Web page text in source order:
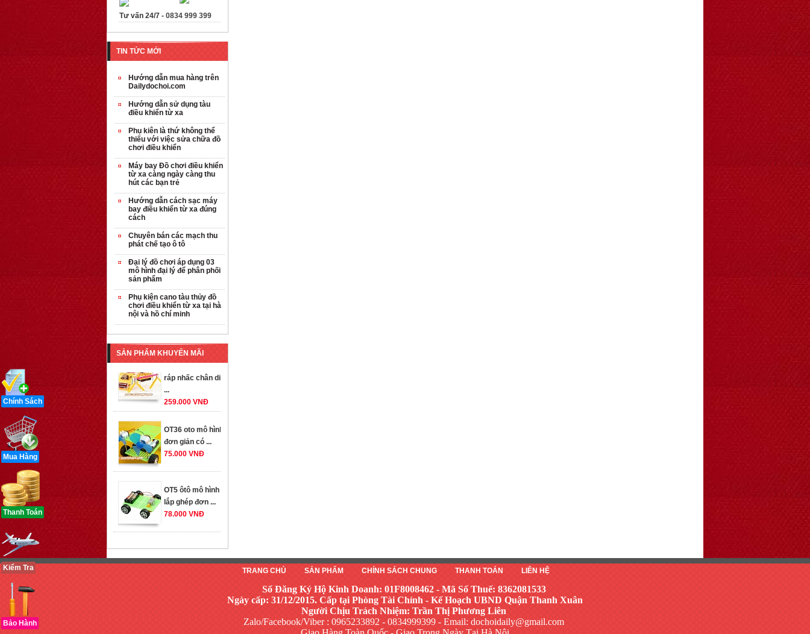
Tư vấn 24/7 - 0834 999 399
TIN TỨC MỚI
Hướng dẫn mua hàng trên
Dailydochoi.com
Hướng dẫn sử dụng tàu
điều khiển từ xa
Phụ kiên là thứ không thể
thiếu với việc sửa chữa đồ
chơi điều khiển
Máy bay Đồ chơi điều khiển
từ xa càng ngày càng thu
hút các bạn trẻ
Hướng dẫn cách sạc máy
bay điều khiển từ xa đúng
cách
Chuyên bán các mạch thu
phát chế tạo ô tô
Đại lý đồ chơi áp dụng 03
mô hình đại lý để phân phối
sản phẩm
Phụ kiện cano tàu thủy đồ
chơi điều khiển từ xa tại hà
nội và hồ chí minh
SẢN PHẨM KHUYẾN MÃI
OT35 robot lắp
...
259.000 VNĐ
đơn giản có ...
75.000 VNĐ
lắp ghép đơn ...
78.000 VNĐ
đơn giản cho ...
352.000 VNĐ
OT35 robot lắp
ráp nhấc chân di
TRANG CHỦ SẢN PHẨM CHÍNH SÁCH CHUNG THANH TOÁN LIÊN HỆ
Số Đăng Ký Hộ Kinh Doanh: 01F8008462 - Mã Số Thuế: 8362081533
Ngày cấp: 31/12/2015. Cấp tại Phòng Tài Chính - Kế Hoạch UBND Quận Thanh Xuân
Người Chịu Trách Nhiệm: Trần Thị Phương Liên
Zalo/Facebook/Viber : 0965233892 - 0834999399 - Email: dochoidaily@gmail.com
Chính Sách
Mua Hàng
Thanh Toán
Kiểm Tra
Bảo Hành